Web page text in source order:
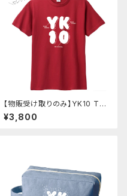
【物販受け取りのみ】YK10 Tシ
ャツ(レッド・ライトブルー)
¥3,800